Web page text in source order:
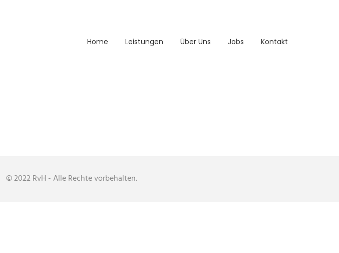
Home Leistungen Über Uns Jobs Kontakt
© 2022 RvH - Alle Rechte vorbehalten.